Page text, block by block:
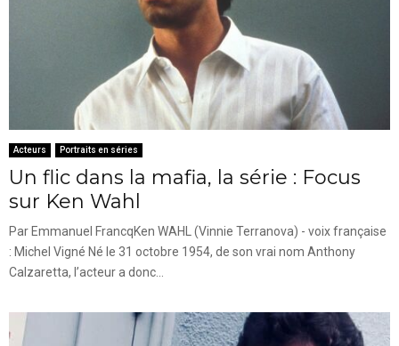
Acteurs Portraits en séries
Un flic dans la mafia, la série : Focus
sur Ken Wahl
Par Emmanuel FrancqKen WAHL (Vinnie Terranova) - voix française
: Michel Vigné Né le 31 octobre 1954, de son vrai nom Anthony
Calzaretta, l’acteur a donc...